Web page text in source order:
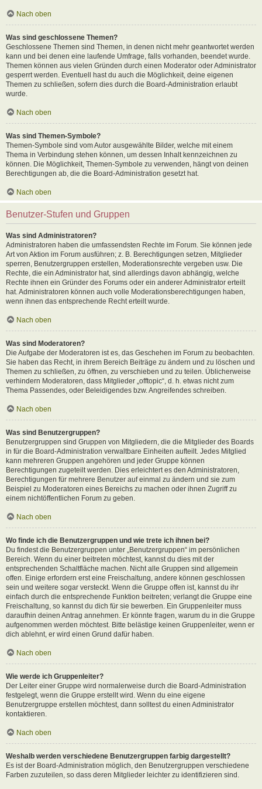
Nach oben
Was sind geschlossene Themen?
Geschlossene Themen sind Themen, in denen nicht mehr geantwortet werden
kann und bei denen eine laufende Umfrage, falls vorhanden, beendet wurde.
Themen können aus vielen Gründen durch einen Moderator oder Administrator
gesperrt werden. Eventuell hast du auch die Möglichkeit, deine eigenen
Themen zu schließen, sofern dies durch die Board-Administration erlaubt
wurde.
Nach oben
Was sind Themen-Symbole?
Themen-Symbole sind vom Autor ausgewählte Bilder, welche mit einem
Thema in Verbindung stehen können, um dessen Inhalt kennzeichnen zu
können. Die Möglichkeit, Themen-Symbole zu verwenden, hängt von deinen
Berechtigungen ab, die die Board-Administration gesetzt hat.
Nach oben
Benutzer-Stufen und Gruppen
Was sind Administratoren?
Administratoren haben die umfassendsten Rechte im Forum. Sie können jede
Art von Aktion im Forum ausführen; z. B. Berechtigungen setzen, Mitglieder
sperren, Benutzergruppen erstellen, Moderationsrechte vergeben usw. Die
Rechte, die ein Administrator hat, sind allerdings davon abhängig, welche
Rechte ihnen ein Gründer des Forums oder ein anderer Administrator erteilt
hat. Administratoren können auch volle Moderationsberechtigungen haben,
wenn ihnen das entsprechende Recht erteilt wurde.
Nach oben
Was sind Moderatoren?
Die Aufgabe der Moderatoren ist es, das Geschehen im Forum zu beobachten.
Sie haben das Recht, in ihrem Bereich Beiträge zu ändern und zu löschen und
Themen zu schließen, zu öffnen, zu verschieben und zu teilen. Üblicherweise
verhindern Moderatoren, dass Mitglieder „offtopic“, d. h. etwas nicht zum
Thema Passendes, oder Beleidigendes bzw. Angreifendes schreiben.
Nach oben
Was sind Benutzergruppen?
Benutzergruppen sind Gruppen von Mitgliedern, die die Mitglieder des Boards
in für die Board-Administration verwaltbare Einheiten aufteilt. Jedes Mitglied
kann mehreren Gruppen angehören und jeder Gruppe können
Berechtigungen zugeteilt werden. Dies erleichtert es den Administratoren,
Berechtigungen für mehrere Benutzer auf einmal zu ändern und sie zum
Beispiel zu Moderatoren eines Bereichs zu machen oder ihnen Zugriff zu
einem nichtöffentlichen Forum zu geben.
Nach oben
Wo finde ich die Benutzergruppen und wie trete ich ihnen bei?
Du findest die Benutzergruppen unter „Benutzergruppen“ im persönlichen
Bereich. Wenn du einer beitreten möchtest, kannst du dies mit der
entsprechenden Schaltfläche machen. Nicht alle Gruppen sind allgemein
offen. Einige erfordern erst eine Freischaltung, andere können geschlossen
sein und weitere sogar versteckt. Wenn die Gruppe offen ist, kannst du ihr
einfach durch die entsprechende Funktion beitreten; verlangt die Gruppe eine
Freischaltung, so kannst du dich für sie bewerben. Ein Gruppenleiter muss
daraufhin deinen Antrag annehmen. Er könnte fragen, warum du in die Gruppe
aufgenommen werden möchtest. Bitte belästige keinen Gruppenleiter, wenn er
dich ablehnt, er wird einen Grund dafür haben.
Nach oben
Wie werde ich Gruppenleiter?
Der Leiter einer Gruppe wird normalerweise durch die Board-Administration
festgelegt, wenn die Gruppe erstellt wird. Wenn du eine eigene
Benutzergruppe erstellen möchtest, dann solltest du einen Administrator
kontaktieren.
Nach oben
Weshalb werden verschiedene Benutzergruppen farbig dargestellt?
Es ist der Board-Administration möglich, den Benutzergruppen verschiedene
Farben zuzuteilen, so dass deren Mitglieder leichter zu identifizieren sind.